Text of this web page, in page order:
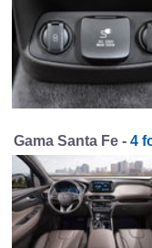
Gama Santa Fe - 4